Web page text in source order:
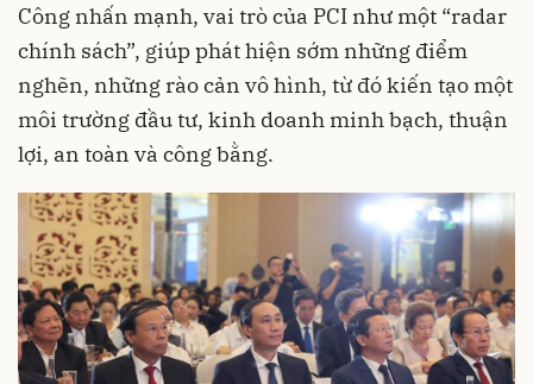
Công nhấn mạnh, vai trò của PCI như một “radar
chính sách”, giúp phát hiện sớm những điểm
nghẽn, những rào cản vô hình, từ đó kiến tạo một
môi trường đầu tư, kinh doanh minh bạch, thuận
lợi, an toàn và công bằng.